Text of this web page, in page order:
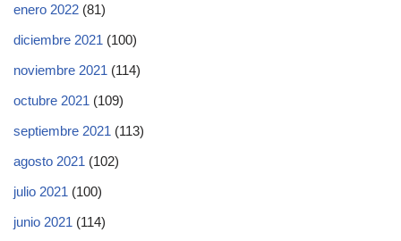
enero 2022 (81)
diciembre 2021 (100)
noviembre 2021 (114)
octubre 2021 (109)
septiembre 2021 (113)
agosto 2021 (102)
julio 2021 (100)
junio 2021 (114)